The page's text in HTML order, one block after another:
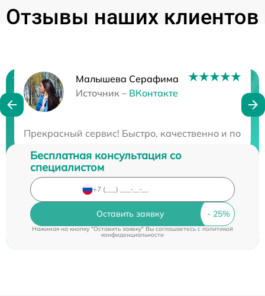
Отзывы наших клиентов
Малышева Серафима
Источник – ВКонтакте
Прекрасный сервис! Быстро, качественно и по
Нужна консультация?
Бесплатная консультация со
специалистом
Оставить заявку
Нажимая на кнопку "Оставить заявку" Вы соглашаетесь cполитикой
конфиденциальности